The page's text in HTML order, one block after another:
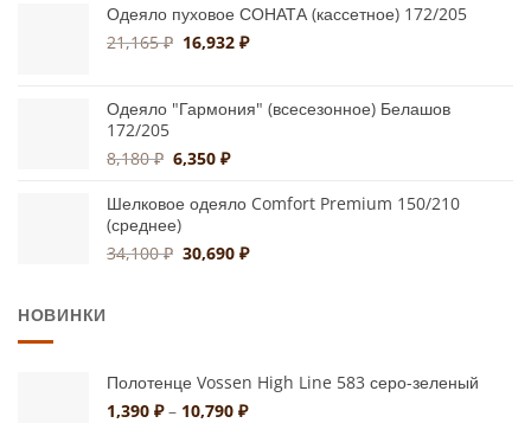
14,560 ₽.
Одеяло пуховое СОНАТА (кассетное) 172/205
21,165₽ Первоначальная
21,165 ₽.
16,932₽Текущая
Одеяло "Гармония" (всесезонное) Белашов
172/205
8,180₽ Первоначальная
составляла
8,180 ₽.
6,350₽Текущая
6,350 ₽.
Шелковое одеяло Comfort Premium 150/210
(среднее)
34,100₽ Первоначальная
30,690₽Текущая
НОВИНКИ
Полотенце Vossen High Line 583 серо-зеленый
1,390 ₽ – 10,790 ₽Диапазон